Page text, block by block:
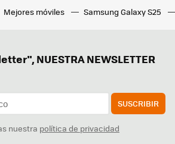
Mejores móviles Samsung Galaxy S25
NUESTRA NEWSLETTER
SUSCRIBIR
nuestra política de privacidad